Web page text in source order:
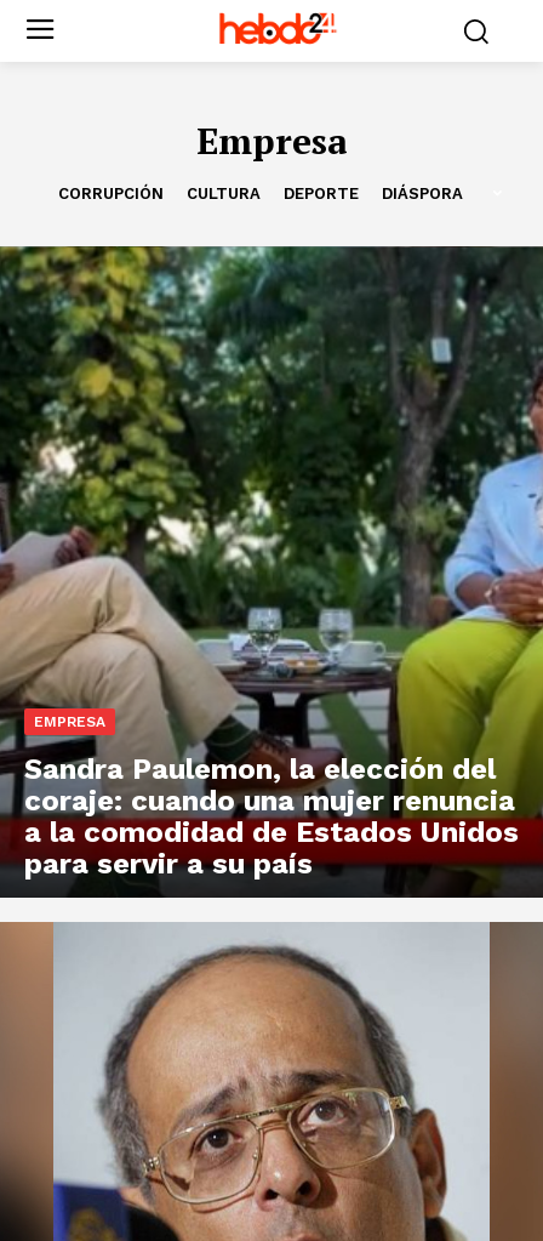
Empresa
CORRUPCIÓN CULTURA DEPORTE DIÁSPORA
EMPRESA
Sandra Paulemon, la elección del
coraje: cuando una mujer renuncia
a la comodidad de Estados Unidos
para servir a su país